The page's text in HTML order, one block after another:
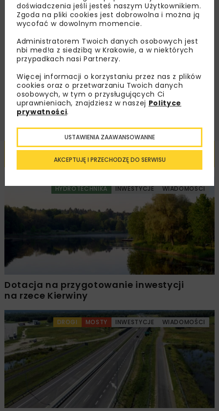
Zapoznałam/em się zPolityką Prywatnościi
Regulaminemoraz wyrażam zgodę na otrzymywanie na
podany przeze mnie adres e-mail korespondencji
ZAPISZ MNIE
Powiązane artykuły
HYDROTECHNIKA INWESTYCJE WIADOMOŚCI
Dotacja na przygotowanie inwestycji
na rzece Kierwiny
DROGI MOSTY INWESTYCJE WIADOMOŚCI
doświadczenia jeśli jesteś naszym Użytkownikiem.
Zgoda na pliki cookies jest dobrowolna i można ją
wycofać w dowolnym momencie.
Administratorem Twoich danych osobowych jest
nbi med!a z siedzibą w Krakowie, a w niektórych
przypadkach nasi Partnerzy.
Więcej informacji o korzystaniu przez nas z plików
cookies oraz o przetwarzaniu Twoich danych
osobowych, w tym o przysługujących Ci
uprawnieniach, znajdziesz w naszej Polityce
prywatności.
AKCEPTUJĘ I PRZECHODZĘ DO SERWISU
USTAWIENIA ZAAWANSOWANNE